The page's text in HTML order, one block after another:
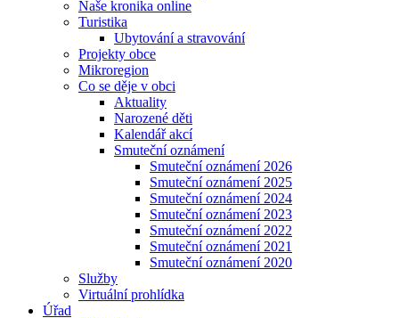
Naše kronika online
Turistika
Ubytování a stravování
Projekty obce
Mikroregion
Co se děje v obci
Aktuality
Narozené děti
Kalendář akcí
Smuteční oznámení
Smuteční oznámení 2026
Smuteční oznámení 2025
Smuteční oznámení 2024
Smuteční oznámení 2023
Smuteční oznámení 2022
Smuteční oznámení 2021
Smuteční oznámení 2020
Služby
Virtuální prohlídka
Úřad